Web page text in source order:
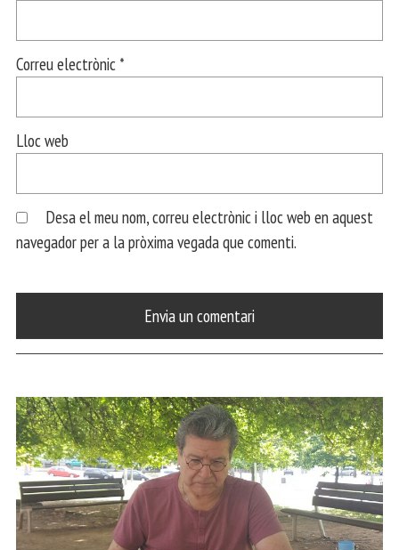
Correu electrònic *
Lloc web
Desa el meu nom, correu electrònic i lloc web en aquest
navegador per a la pròxima vegada que comenti.